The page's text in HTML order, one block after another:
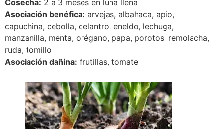
Cosecha: 2 a 3 meses en luna llena
Asociación benéfica: arvejas, albahaca, apio,
capuchina, cebolla, celantro, eneldo, lechuga,
manzanilla, menta, orégano, papa, porotos, remolacha,
ruda, tomillo
Asociación dañina: frutillas, tomate